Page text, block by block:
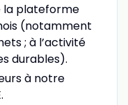
la plateforme
(notamment
; à l’activité
durables).
à notre